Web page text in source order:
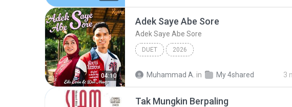
04:10
Adek Saye Abe Sore
Adek Saye Abe Sore
DUET 2026
Muhammad A. in My 4shared 3
Tak Mungkin Berpaling